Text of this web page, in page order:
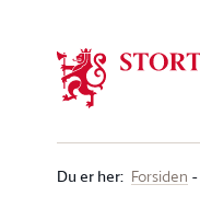
Du er her: Forsiden